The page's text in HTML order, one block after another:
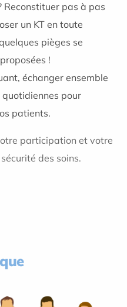
Reconstituer pas à pas
un KT en toute
pièges se
!
échanger ensemble
pour
patients.
participation et votre
des soins.